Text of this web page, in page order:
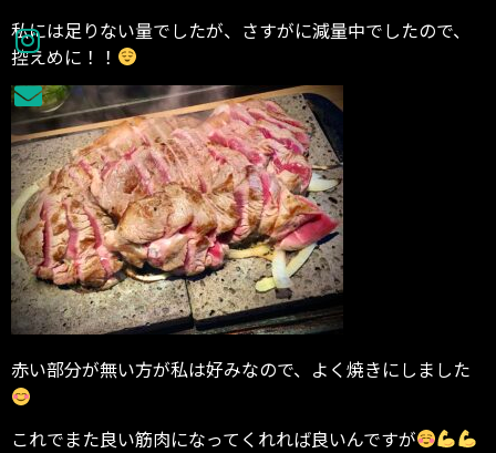
私には足りない量でしたが、さすがに減量中でしたので、
控えめに！！
赤い部分が無い方が私は好みなので、よく焼きにしました
これでまた良い筋肉になってくれれば良いんですが